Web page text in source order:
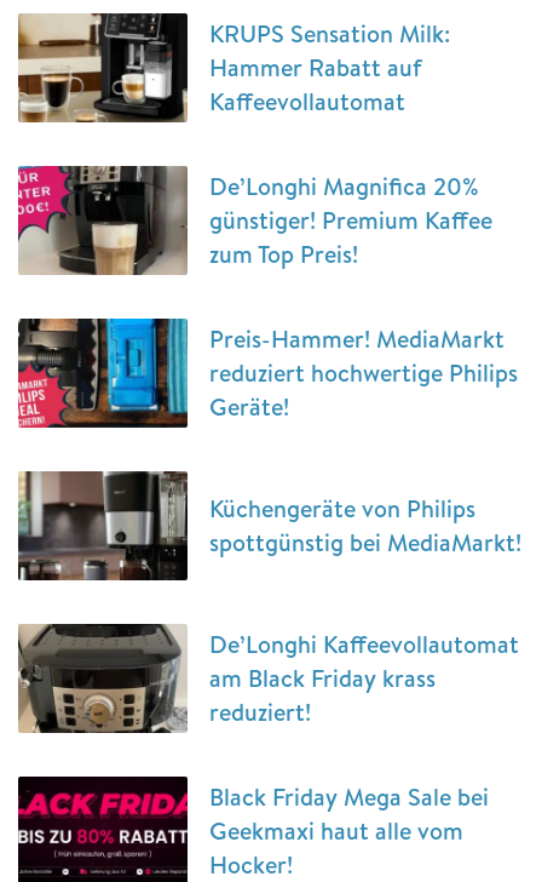
KRUPS Sensation Milk:
Hammer Rabatt auf
Kaffeevollautomat
De’Longhi Magnifica 20%
günstiger! Premium Kaffee
zum Top Preis!
Preis-Hammer! MediaMarkt
reduziert hochwertige Philips
Geräte!
Küchengeräte von Philips
spottgünstig bei MediaMarkt!
De’Longhi Kaffeevollautomat
am Black Friday krass
reduziert!
Black Friday Mega Sale bei
Geekmaxi haut alle vom
Hocker!